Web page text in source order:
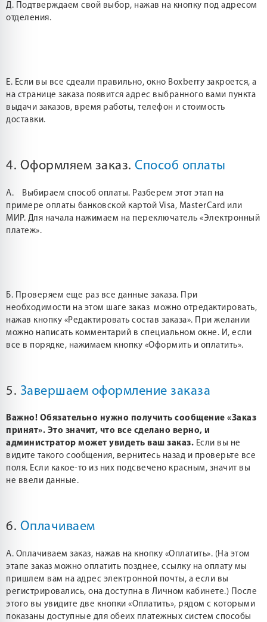
Д. Подтверждаем свой выбор, нажав на кнопку под адресом
отделения.
Е. Если вы все сдеали правильно, окно Boxberry закроется, а
на странице заказа появится адрес выбранного вами пункта
выдачи заказов, время работы, телефон и стоимость
доставки.
4. Оформляем заказ. Способ оплаты
А. Выбираем способ оплаты. Разберем этот этап на
примере оплаты банковской картой Visa, MasterCard или
МИР. Для начала нажимаем на переключатель «Электронный
платеж».
Б. Проверяем еще раз все данные заказа. При
необходимости на этом шаге заказ можно отредактировать,
нажав кнопку «Редактировать состав заказа». При желании
можно написать комментарий в специальном окне. И, если
все в порядке, нажимаем кнопку «Оформить и оплатить».
5. Завершаем оформление заказа
Важно! Обязательно нужно получить сообщение «Заказ
принят». Это значит, что все сделано верно, и
администратор может увидеть ваш заказ. Если вы не
видите такого сообщения, вернитесь назад и проверьте все
поля. Если какое-то из них подсвечено красным, значит вы
не ввели данные.
6. Оплачиваем
А. Оплачиваем заказ, нажав на кнопку «Оплатить». (На этом
этапе заказ можно оплатить позднее, ссылку на оплату мы
пришлем вам на адрес электронной почты, а если вы
регистрировались, она доступна в Личном кабинете.) После
этого вы увидите две кнопки «Оплатить», рядом с которыми
показаны доступные для обеих платежных систем способы